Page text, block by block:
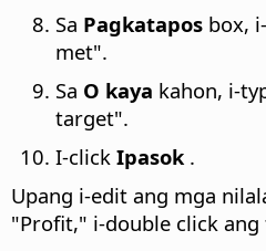
Sa Pagkatapos box,
met".
Sa O kaya kahon, i-
target".
I-click Ipasok .
Upang i-edit ang mga
"Profit," i-double click ang